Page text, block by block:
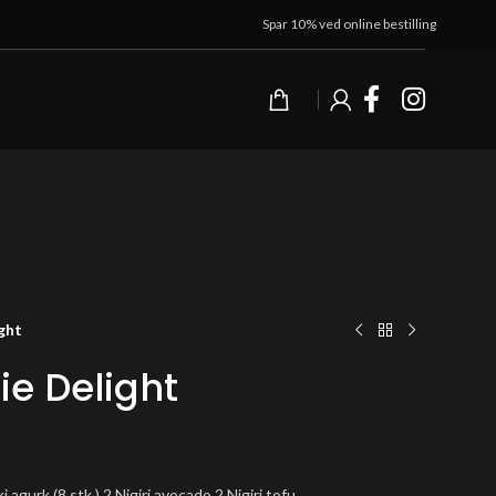
Spar 10% ved online bestilling
Delight